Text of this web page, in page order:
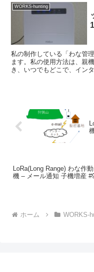
WORKS-hunting
私の制作している「わな管
ます。私の使用方法は、親
き、いつでもどこで、イン
LoRa(Long Range) わな作
機 – メール通知
ホーム WORKS-